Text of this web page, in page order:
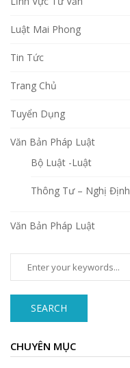
Luật Mai Phong
Tin Tức
Trang Chủ
Tuyển Dụng
Văn Bản Pháp Luật
Bộ Luật -Luật
Thông Tư – Nghị Định
Văn Bản Pháp Luật
SEARCH
CHUYÊN MỤC